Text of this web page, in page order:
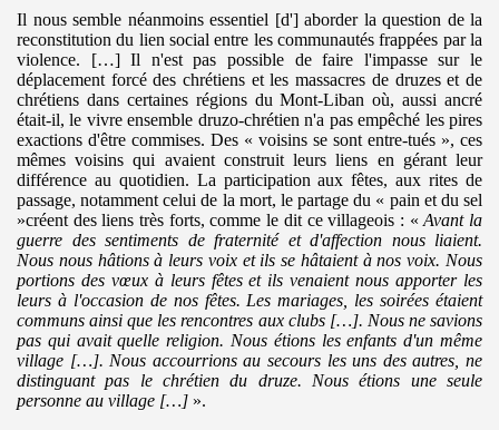
Il nous semble néanmoins essentiel [d'] aborder la question de la
reconstitution du lien social entre les communautés frappées par la
violence. […] Il n'est pas possible de faire l'impasse sur le
déplacement forcé des chrétiens et les massacres de druzes et de
chrétiens dans certaines régions du Mont-Liban où, aussi ancré
était-il, le vivre ensemble druzo-chrétien n'a pas empêché les pires
exactions d'être commises. Des « voisins se sont entre-tués », ces
mêmes voisins qui avaient construit leurs liens en gérant leur
différence au quotidien. La participation aux fêtes, aux rites de
passage, notamment celui de la mort, le partage du « pain et du sel
»créent des liens très forts, comme le dit ce villageois : «Avant la
guerre des sentiments de fraternité et d'affection nous liaient.
Nous nous hâtions à leurs voix et ils se hâtaient à nos voix. Nous
portions des vœux à leurs fêtes et ils venaient nous apporter les
leurs à l'occasion de nos fêtes. Les mariages, les soirées étaient
communs ainsi que les rencontres aux clubs […]. Nous ne savions
pas qui avait quelle religion. Nous étions les enfants d'un même
village […]. Nous accourrions au secours les uns des autres, ne
distinguant pas le chrétien du druze. Nous étions une seule
personne au village […] ».